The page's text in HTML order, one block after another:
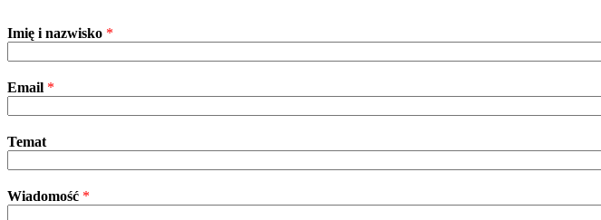
Imię i nazwisko *
Email *
Temat
Wiadomość *